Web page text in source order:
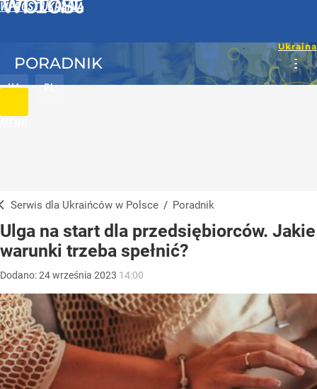
WPROST UKRAINA
UA PL
PORADNIK
Serwis dla Ukraińców w Polsce / Poradnik
Ulga na start dla przedsiębiorców. Jakie
warunki trzeba spełnić?
Dodano:24września 2023 14:00